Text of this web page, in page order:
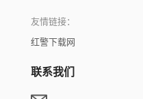
友情链接：
红警下载网
联系我们